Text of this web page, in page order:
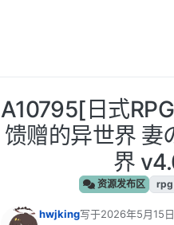
A10795[日式
馈赠的异世界
界
资源发布区 rpg
hwjking写于2026年5月15
最后由 编辑